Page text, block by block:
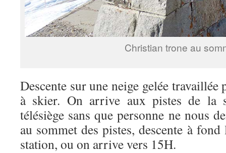
Christian trone au
Descente sur une neige gelée
à skier. On arrive aux pistes de la
télésiège sans que personne ne nous
au sommet des pistes, descente à fond
station, ou on arrive vers 15H.